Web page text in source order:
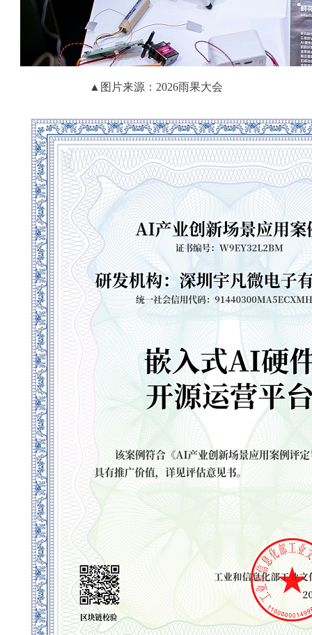
▲ 图片来源：2026雨果大会